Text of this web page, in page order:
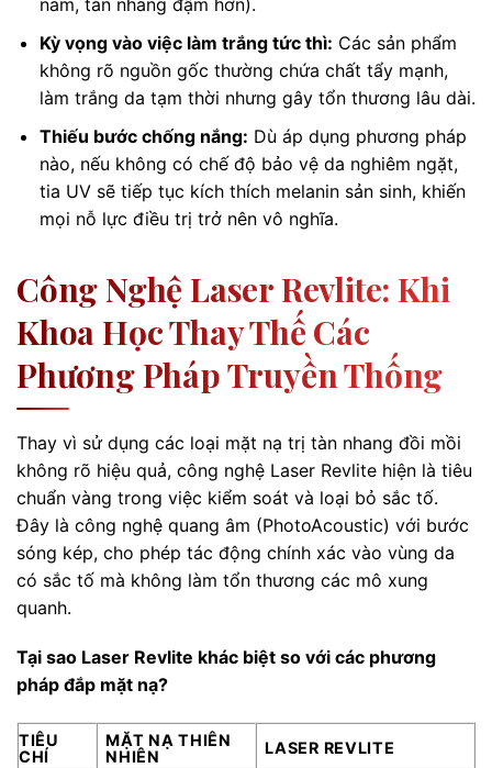
nám, tàn nhang đậm hơn).
Kỳ vọng vào việc làm trắng tức thì: Các sản phẩm
không rõ nguồn gốc thường chứa chất tẩy mạnh,
làm trắng da tạm thời nhưng gây tổn thương lâu dài.
Thiếu bước chống nắng: Dù áp dụng phương pháp
nào, nếu không có chế độ bảo vệ da nghiêm ngặt,
tia UV sẽ tiếp tục kích thích melanin sản sinh, khiến
mọi nỗ lực điều trị trở nên vô nghĩa.
Công Nghệ Laser Revlite: Khi
Khoa Học Thay Thế Các
Phương Pháp Truyền Thống
Thay vì sử dụng các loại mặt nạ trị tàn nhang đồi mồi
không rõ hiệu quả, công nghệ Laser Revlite hiện là tiêu
chuẩn vàng trong việc kiểm soát và loại bỏ sắc tố.
Đây là công nghệ quang âm (PhotoAcoustic) với bước
sóng kép, cho phép tác động chính xác vào vùng da
có sắc tố mà không làm tổn thương các mô xung
quanh.
Tại sao Laser Revlite khác biệt so với các phương
pháp đắp mặt nạ?
TIÊU
CHÍ
MẶT NẠ THIÊN
NHIÊN
LASER REVLITE